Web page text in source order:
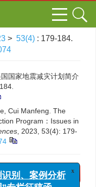
> 53(4) : 179-184.
国家地震减灾计划简介
Cui Manfeng. The
Program：Issues in
, 2023, 53(4): 179-
KB)
别、案例分析